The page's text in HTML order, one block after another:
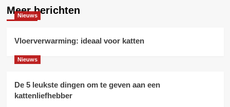
Meer berichten
Nieuws
Vloerverwarming: ideaal voor katten
Nieuws
De 5 leukste dingen om te geven aan een
kattenliefhebber